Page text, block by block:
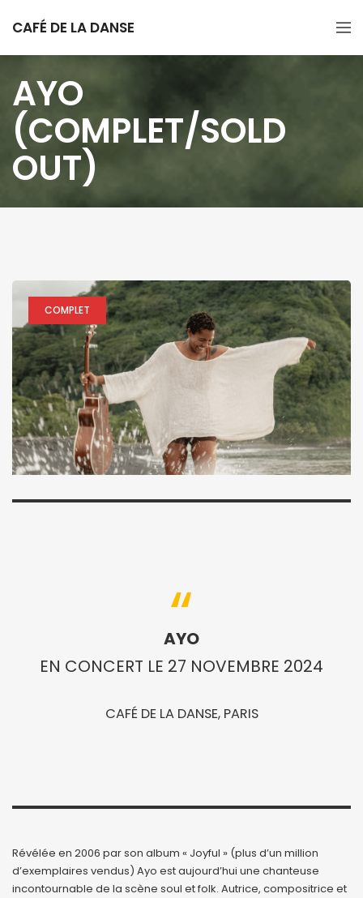
CAFÉ DE LA DANSE
AYO
(COMPLET/SOLD
OUT)
COMPLET
AYO
EN CONCERT LE 27 NOVEMBRE 2024
CAFÉ DE LA DANSE, PARIS
Révélée en 2006 par son album « Joyful » (plus d’un million
d’exemplaires vendus) Ayo est aujourd’hui une chanteuse
incontournable de la scène soul et folk. Autrice, compositrice et